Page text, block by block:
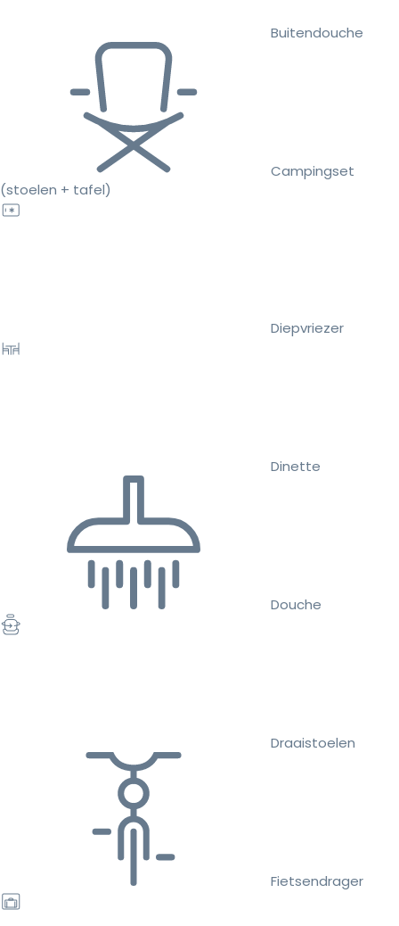
Buitendouche
Campingset
(stoelen + tafel)
Diepvriezer
Dinette
Douche
Draaistoelen
Fietsendrager